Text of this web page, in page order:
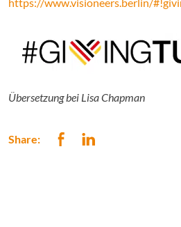
Übersetzung bei Lisa Chapman
Share: